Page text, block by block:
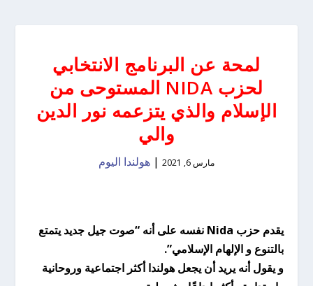
لمحة عن البرنامج الانتخابي
لحزب NIDA المستوحى من
الإسلام والذي يتزعمه نور الدين
والي
مارس 6, 2021 | هولندا اليوم
يقدم حزب Nida نفسه على أنه “صوت جيل جديد يتمتع
بالتنوع و الإلهام الإسلامي”.
و يقول أنه يريد أن يجعل هولندا أكثر اجتماعية وروحانية